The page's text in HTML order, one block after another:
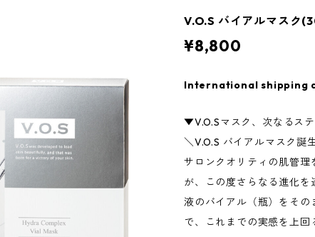
V.O.S バイアルマスク
¥8,800
International shipping
▼V.O.Sマスク、次なるス
＼V.O.S バイアルマスク誕
サロンクオリティの肌管理
が、この度さらなる進化
液のバイアル（瓶）をそ
で、これまでの実感を上